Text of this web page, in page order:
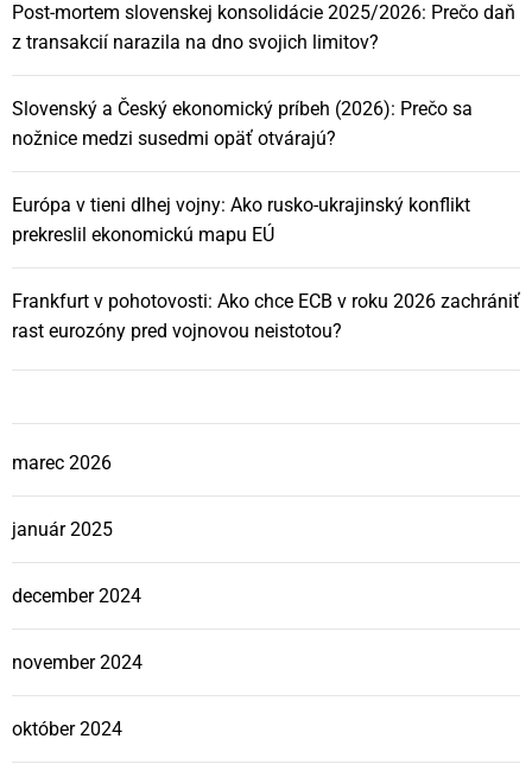
Post-mortem slovenskej konsolidácie 2025/2026: Prečo daň
z transakcií narazila na dno svojich limitov?
Slovenský a Český ekonomický príbeh (2026): Prečo sa
nožnice medzi susedmi opäť otvárajú?
Európa v tieni dlhej vojny: Ako rusko-ukrajinský konflikt
prekreslil ekonomickú mapu EÚ
Frankfurt v pohotovosti: Ako chce ECB v roku 2026 zachrániť
rast eurozóny pred vojnovou neistotou?
marec 2026
január 2025
december 2024
november 2024
október 2024